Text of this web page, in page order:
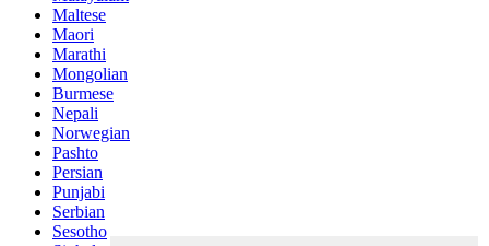
Maltese
Maori
Marathi
Mongolian
Burmese
Nepali
Norwegian
Pashto
Persian
Punjabi
Serbian
Sesotho